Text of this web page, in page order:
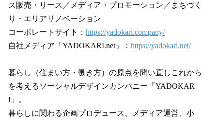
ス販売・リース／メディア・プロモーション／まちづく
り・エリアリノベーション
コーポレートサイト： https://yadokari.company/
自社メディア「YADOKARI.net」： https://yadokari.net/
暮らし（住まい方・働き方）の原点を問い直しこれから
を考えるソーシャルデザインカンパニー「YADOKAR
I」。
暮らしに関わる企画プロデュース、メディア運営、小